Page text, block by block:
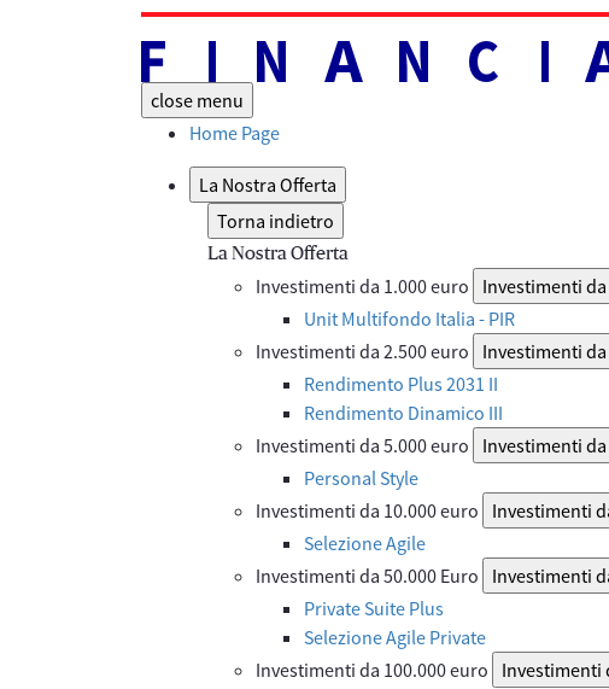
close menu
Home Page
La Nostra Offerta
Torna indietro
La Nostra Offerta
Investimenti da 1.000 euro
Investimenti
Unit Multifondo Italia - PIR
Investimenti da 2.500 euro
Investimenti
Rendimento Plus 2031 II
Rendimento Dinamico III
Investimenti da 5.000 euro
Investimenti
Personal Style
Investimenti da 10.000 euro
Investimenti
Selezione Agile
Investimenti da 50.000 Euro
Investimenti
Private Suite Plus
Selezione Agile Private
Investimenti da 100.000 euro
Investimenti